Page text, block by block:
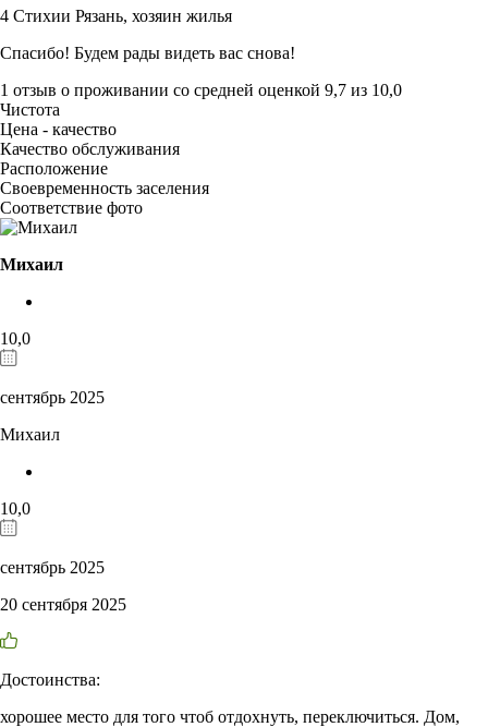
4 Стихии Рязань, хозяин жилья
Спасибо! Будем рады видеть вас снова!
1 отзыв о проживании со средней оценкой 9,7 из 10,0
Чистота
Цена - качество
Качество обслуживания
Расположение
Своевременность заселения
Соответствие фото
Михаил
10,0
сентябрь 2025
Михаил
10,0
сентябрь 2025
20 сентября 2025
Достоинства:
хорошее место для того чтоб отдохнуть, переключиться. Дом,